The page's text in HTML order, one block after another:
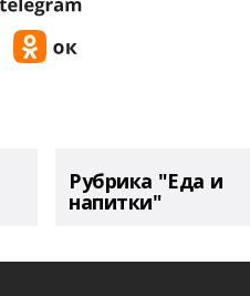
Рубрика "Еда и
напитки"